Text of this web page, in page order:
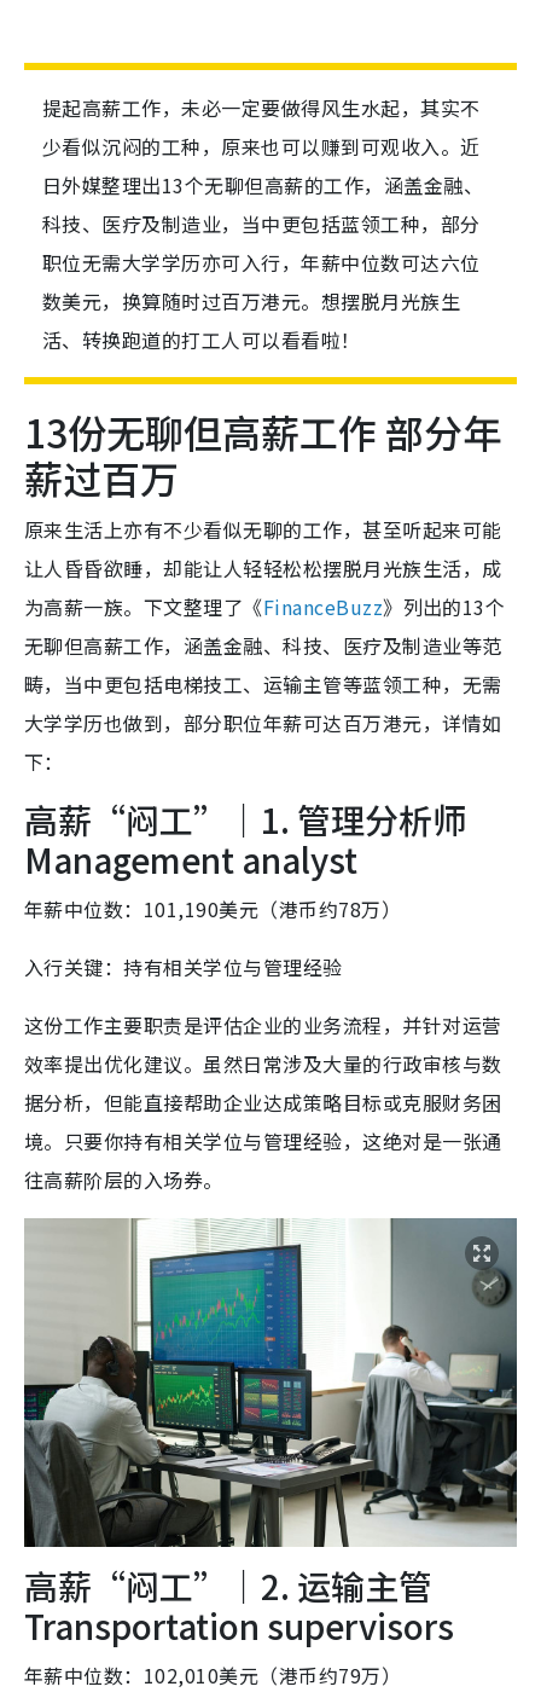
提起高薪工作，未必一定要做得风生水起，其实不
少看似沉闷的工种，原来也可以赚到可观收入。近
日外媒整理出13个无聊但高薪的工作，涵盖金融、
科技、医疗及制造业，当中更包括蓝领工种，部分
职位无需大学学历亦可入行，年薪中位数可达六位
数美元，换算随时过百万港元。想摆脱月光族生
活、转换跑道的打工人可以看看啦！
13份无聊但高薪工作 部分年
薪过百万
原来生活上亦有不少看似无聊的工作，甚至听起来可能
让人昏昏欲睡，却能让人轻轻松松摆脱月光族生活，成
为高薪一族。下文整理了《FinanceBuzz》列出的13个
无聊但高薪工作，涵盖金融、科技、医疗及制造业等范
畴，当中更包括电梯技工、运输主管等蓝领工种，无需
大学学历也做到，部分职位年薪可达百万港元，详情如
下：
高薪“闷工”｜1. 管理分析师
Management analyst
年薪中位数：101,190美元（港币约78万）
入行关键：持有相关学位与管理经验
这份工作主要职责是评估企业的业务流程，并针对运营
效率提出优化建议。虽然日常涉及大量的行政审核与数
据分析，但能直接帮助企业达成策略目标或克服财务困
境。只要你持有相关学位与管理经验，这绝对是一张通
往高薪阶层的入场券。
高薪“闷工”｜2. 运输主管
Transportation supervisors
年薪中位数：102,010美元（港币约79万）